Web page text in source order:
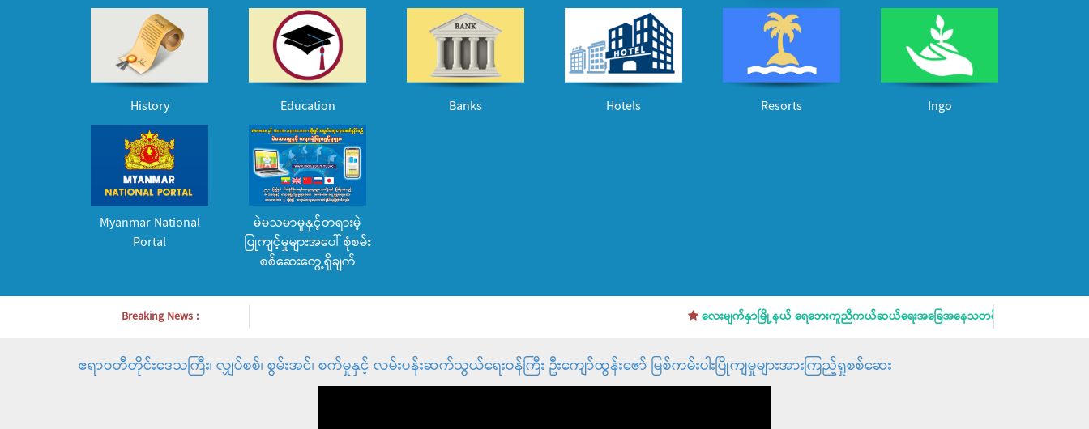
History Education Banks Hotels Resorts Ingo
Myanmar National
Portal
မဲမသမာမှုနှင့်တရားမဲ့
ပြုကျင့်မှုများအပေါ် စုံစမ်း
စစ်ဆေးတွေ့ရှိချက်
Breaking News : လေးမျက်နှာမြို့နယ် ရေဘေးကူညီကယ်ဆယ်ရေးအခြေအနေသတင်းထုတ်ပြန်ခြင်း
ဧရာဝတီတိုင်းဒေသကြီး၊ လျှပ်စစ်၊ စွမ်းအင်၊ စက်မှုနှင့် လမ်းပန်းဆက်သွယ်ရေးဝန်ကြီး ဦးကျော်ထွန်းဇော် မြစ်ကမ်းပါးပြိုကျမှုများအားကြည့်ရှုစစ်ဆေး